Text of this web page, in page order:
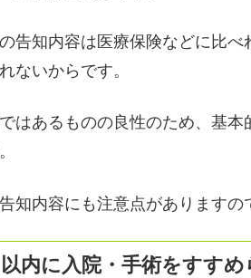
告知内容は医療保険などに比
ないからです。
はあるものの良性のため、基
知内容にも注意点がありますの
内に入院・手術をすす